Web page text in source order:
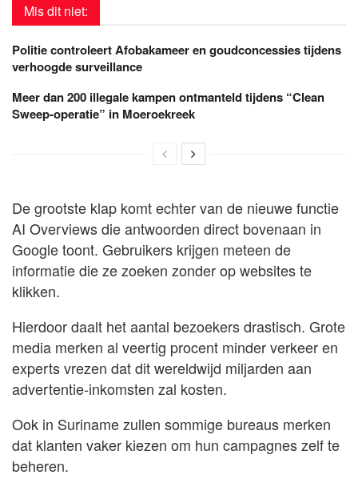
Mis dit niet:
Politie controleert Afobakameer en goudconcessies tijdens
verhoogde surveillance
Meer dan 200 illegale kampen ontmanteld tijdens “Clean
Sweep-operatie” in Moeroekreek
De grootste klap komt echter van de nieuwe functie
AI Overviews die antwoorden direct bovenaan in
Google toont. Gebruikers krijgen meteen de
informatie die ze zoeken zonder op websites te
klikken.
Hierdoor daalt het aantal bezoekers drastisch. Grote
media merken al veertig procent minder verkeer en
experts vrezen dat dit wereldwijd miljarden aan
advertentie-inkomsten zal kosten.
Ook in Suriname zullen sommige bureaus merken
dat klanten vaker kiezen om hun campagnes zelf te
beheren.